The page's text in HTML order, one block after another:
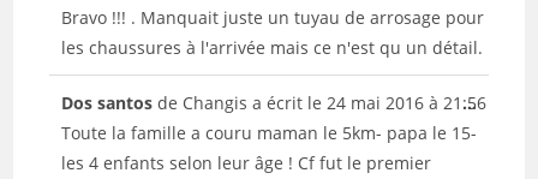
Bravo !!! . Manquait juste un tuyau de arrosage pour
les chaussures à l'arrivée mais ce n'est qu un détail.
Dos santosde Changis a écrit le 24 mai 2016 à 21:56
Toute la famille a couru maman le 5km- papa le 15-
les 4 enfants selon leur âge ! Cf fut le premier
...Ouvrir/
cette